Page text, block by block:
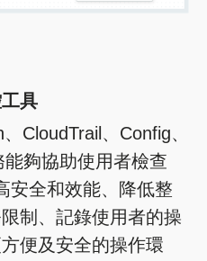
具
CloudTrail、Config、
夠協助使用者檢查
安全和效能、降低整
制、記錄使用者的操
便及安全的操作環